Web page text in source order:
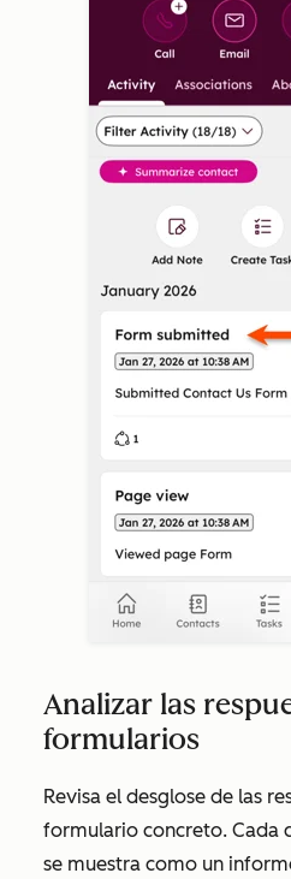
Analizar las
formularios
Revisa el desglose de las
formulario concreto. Cada
se muestra como un